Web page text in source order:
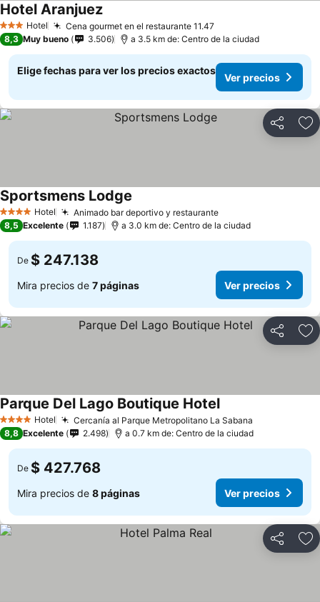
3 Estrellas
Hotel Cena gourmet en el restaurante 11.47Ver precios
Hotel AranjuezVer precios
8,3 Muy bueno 3.506 a 3.5 km de: Centro de la ciudad
Elige fechas para ver los precios exactos
Ver precios
Compartir
4 EstrellasHotel Animado bar deportivo y restauranteVer precios
Sportsmens Lodge
8,5 Excelente 1.187 a 3.0 km de: Centro de la ciudad
De $ 247.138
Mira precios de 7 páginas Ver precios
Compartir
4 EstrellasHotel Cercanía al Parque Metropolitano La Sabana
Parque Del Lago Boutique HotelVer precios
8,8 Excelente 2.498 a 0.7 km de: Centro de la ciudad
De $ 427.768
Mira precios de 8 páginas Ver precios
Compartir